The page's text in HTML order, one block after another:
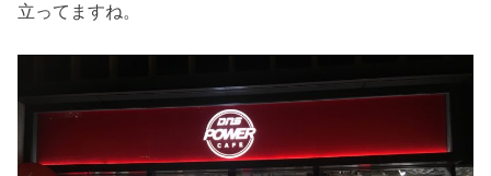
立ってますね。